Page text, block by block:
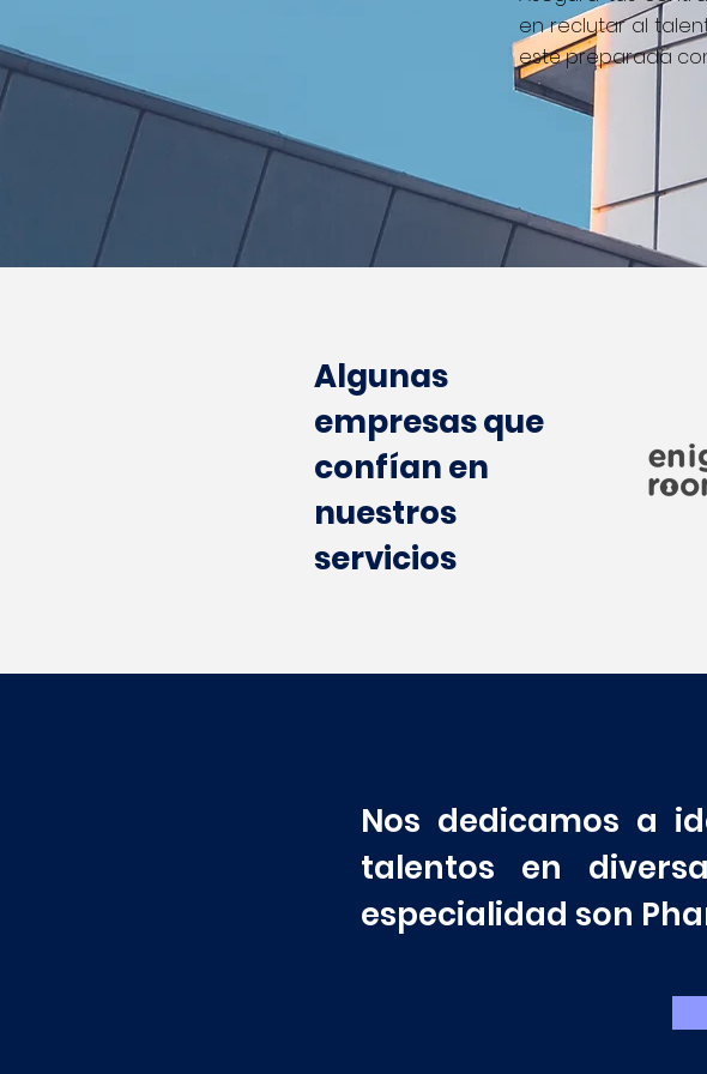
en reclutar al
esté preparada
Algunas
empresas que
confían en
nuestros
servicios
Nos dedicamos a
talentos en
especialidad son